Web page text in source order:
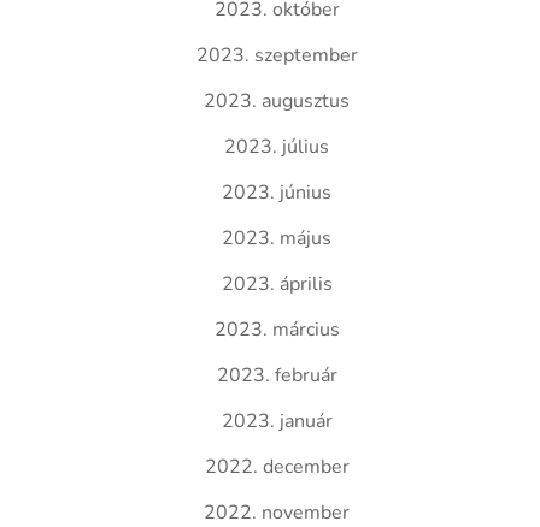
2023. október
2023. szeptember
2023. augusztus
2023. július
2023. június
2023. május
2023. április
2023. március
2023. február
2023. január
2022. december
2022. november